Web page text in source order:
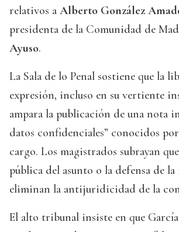
relativos a Alberto González
presidenta de la Comunidad de
Ayuso.
La Sala de lo Penal sostiene que la
expresión, incluso en su vertiente
ampara la publicación de una nota
datos confidenciales” conocidos
cargo. Los magistrados subrayan
pública del asunto o la defensa de
eliminan la antijuridicidad de la
El alto tribunal insiste en que